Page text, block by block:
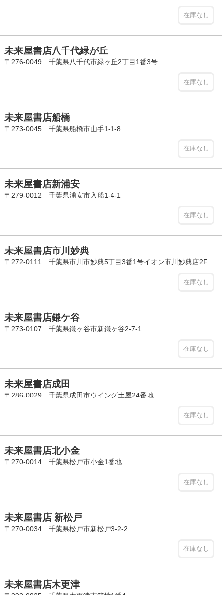
在庫なし
未来屋書店八千代緑が丘
〒276-0049 千葉県八千代市緑ヶ丘2丁目1番3号
在庫なし
未来屋書店船橋
〒273-0045 千葉県船橋市山手1-1-8
在庫なし
未来屋書店新浦安
〒279-0012 千葉県浦安市入船1-4-1
在庫なし
未来屋書店市川妙典
〒272-0111 千葉県市川市妙典5丁目3番1号イオン市川妙典店2F
在庫なし
未来屋書店鎌ケ谷
〒273-0107 千葉県鎌ヶ谷市新鎌ヶ谷2-7-1
在庫なし
未来屋書店成田
〒286-0029 千葉県成田市ウイング土屋24番地
在庫なし
未来屋書店北小金
〒270-0014 千葉県松戸市小金1番地
在庫なし
未来屋書店 新松戸
〒270-0034 千葉県松戸市新松戸3-2-2
在庫なし
未来屋書店木更津